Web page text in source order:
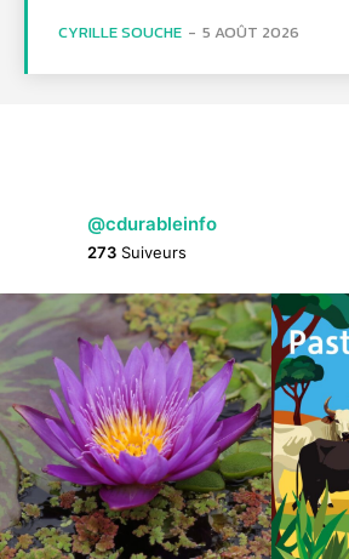
CYRILLE SOUCHE - 5 AOÛT 2026
@cdurableinfo
273 Suiveurs